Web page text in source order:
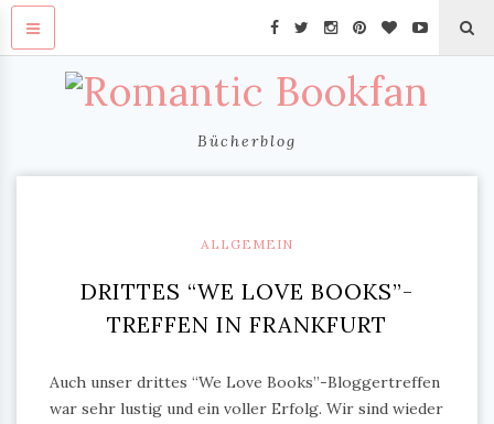
Bücherblog
ALLGEMEIN
DRITTES “WE LOVE BOOKS”-
TREFFEN IN FRANKFURT
Auch unser drittes “We Love Books”-Bloggertreffen
war sehr lustig und ein voller Erfolg. Wir sind wieder